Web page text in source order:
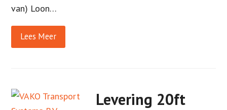
van) Loon…
Lees Meer
Levering 20ft